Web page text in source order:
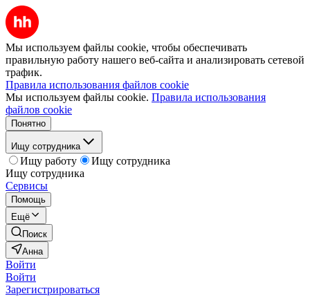
Мы используем файлы cookie, чтобы обеспечивать
правильную работу нашего веб-сайта и анализировать сетевой
трафик.
Правила использования файлов cookie
Мы используем файлы cookie. Правила использования
файлов cookie
Понятно
Ищу сотрудника
Ищу работу
Ищу сотрудника
Ищу сотрудника
Сервисы
Помощь
Ещё
Поиск
Анна
Войти
Войти
Зарегистрироваться